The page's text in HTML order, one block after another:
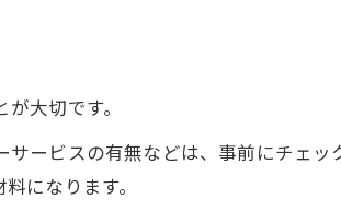
大切です。
ービスの有無などは、事前にチェッ
になります。